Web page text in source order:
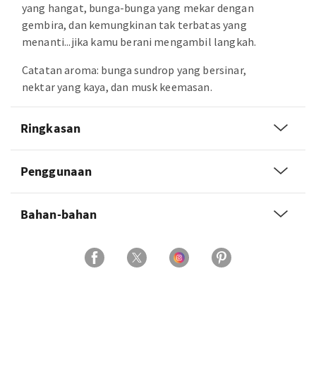
yang hangat, bunga-bunga yang mekar dengan
gembira, dan kemungkinan tak terbatas yang
menanti...jika kamu berani mengambil langkah.
Catatan aroma: bunga sundrop yang bersinar,
nektar yang kaya, dan musk keemasan.
Ringkasan
Penggunaan
Bahan-bahan